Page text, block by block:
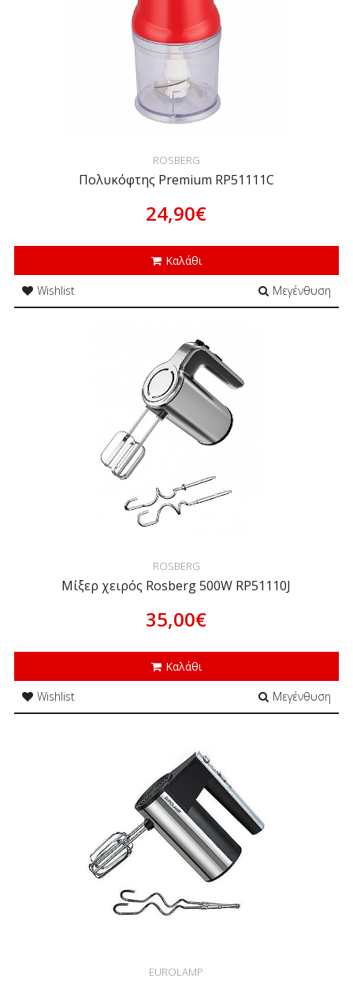
ROSBERG
Πολυκόφτης Premium RP51111C
24,90€
Καλάθι
Wishlist
Μεγένθυση
ROSBERG
Μίξερ χειρός Rosberg 500W RP51110J
35,00€
Καλάθι
Wishlist
Μεγένθυση
EUROLAMP